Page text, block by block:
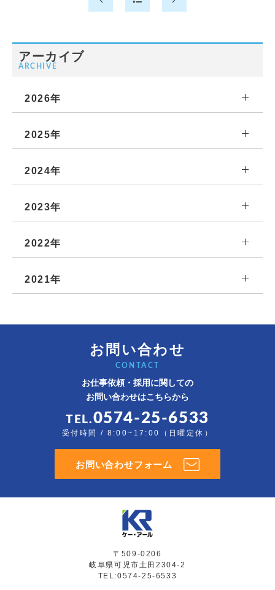
アーカイブ
ARCHIVE
2026年
2025年
2024年
2023年
2022年
2021年
お問い合わせ
CONTACT
お仕事依頼・採用に関しての
お問い合わせはこちらから
TEL.0574-25-6533
受付時間 / 8:00~17:00（日曜定休）
お問い合わせフォーム
〒509-0206
岐阜県可児市土田2304-2
TEL:0574-25-6533